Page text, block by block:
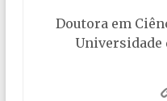
Doutora em
Universidade